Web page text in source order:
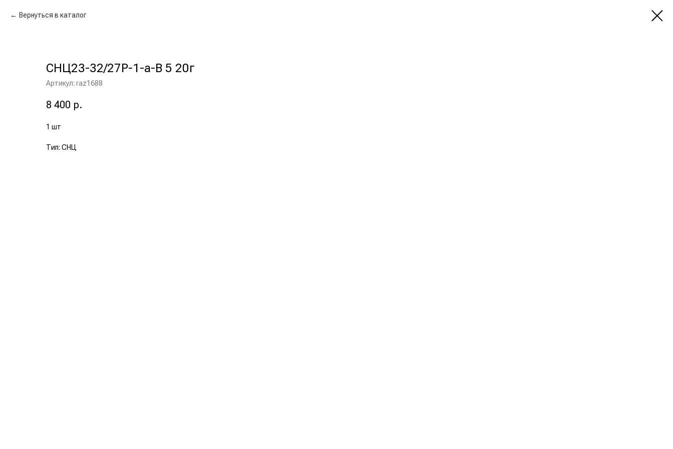
Вернуться в каталог
СНЦ23-32/27Р-1-а-В 5 20г
Артикул: raz1688
8 400 р.
1 шт
Тип: СНЦ